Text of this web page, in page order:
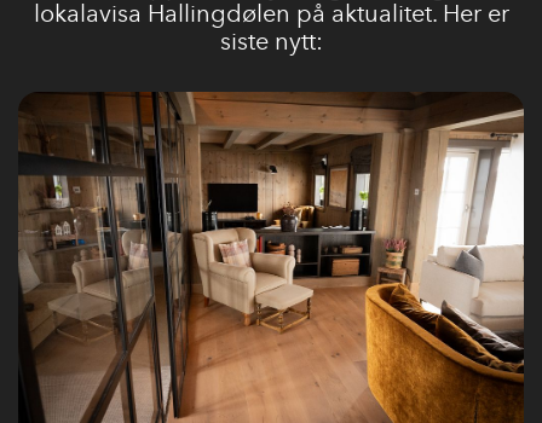
lokalavisa Hallingdølen på aktualitet. Her er
siste nytt: